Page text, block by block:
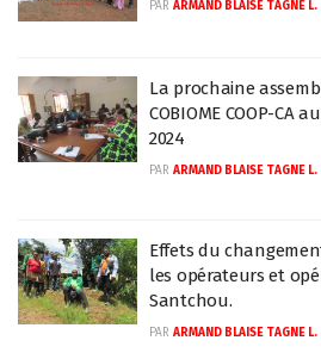
PAR ARMAND BLAISE TAGNE L.
La prochaine
COBIOME COOP-CA
2024
PAR ARMAND BLAISE TAGNE L.
Effets du
les opérateurs et
Santchou.
PAR ARMAND BLAISE TAGNE L.